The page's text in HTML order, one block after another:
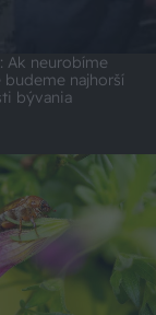
Ak neurobíme
budeme najhorší
bývania